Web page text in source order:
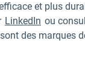
et plus
LinkedIn ou
sont des marques